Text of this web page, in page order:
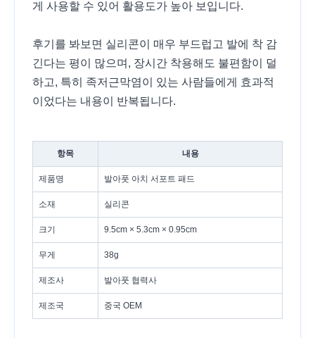
게 사용할 수 있어 활용도가 높아 보입니다.
후기를 봐보면 실리콘이 매우 부드럽고 발에 착 감
긴다는 평이 많으며, 장시간 착용해도 불편함이 덜
하고, 특히 족저근막염이 있는 사람들에게 효과적
이었다는 내용이 반복됩니다.
항목 내용
제품명 발아풋 아치 서포트 패드
소재 실리콘
크기 9.5cm × 5.3cm × 0.95cm
무게 38g
제조사 발아풋 협력사
제조국 중국 OEM